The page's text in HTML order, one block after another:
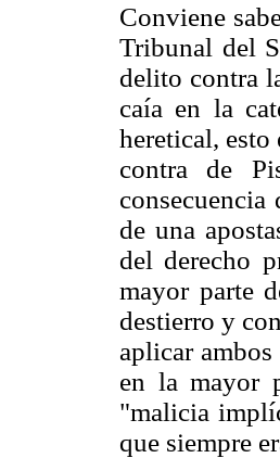
Conviene
Tribunal del
delito contra
caía en la
heretical, esto
contra de
de una
del derecho
mayor parte
destierro y
aplicar
en la mayor
"malicia
que siempre